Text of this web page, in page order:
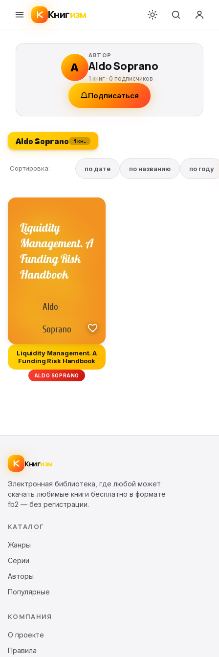
Книгизм
A
АВТОР
Aldo Soprano
1 книг · 0 подписчиков
Подписаться
Aldo Soprano 1 кн.
Сортировка: по дате по названию по году
Liquidity Management. A
Funding Risk Handbook
ALDO SOPRANO
Книгизм
Электронная библиотека, где любой может
скачать любимые книги бесплатно в формате
fb2 — без регистрации.
КАТАЛОГ
Жанры
Серии
Авторы
Популярные
КОМПАНИЯ
О проекте
Правила